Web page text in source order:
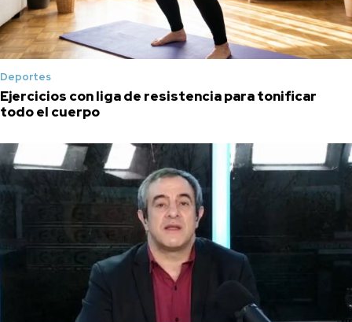
Deportes
Ejercicios con liga de resistencia para tonificar
todo el cuerpo